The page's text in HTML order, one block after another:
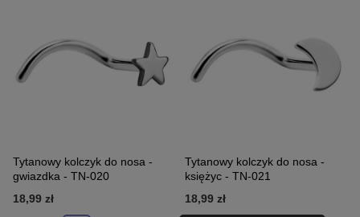
Tytanowy kolczyk do nosa -
gwiazdka - TN-020
18,99 zł
Tytanowy kolczyk do nosa -
księżyc - TN-021
18,99 zł